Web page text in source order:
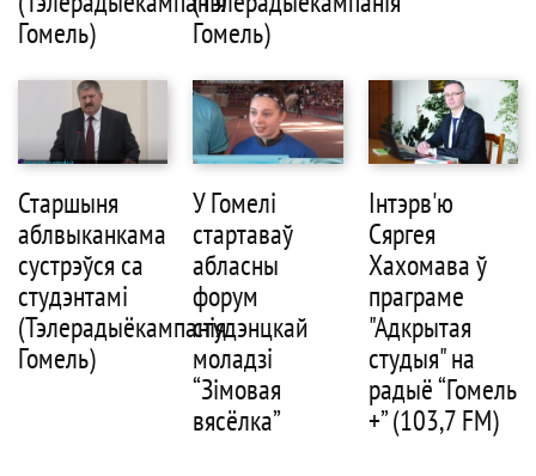
Гомель)
Гомель)
Старшыня
аблвыканкама
сустрэўся са
студэнтамі
(Тэлерадыёкампанія
Гомель)
У Гомелі
стартаваў
абласны
форум
студэнцкай
моладзі
“Зімовая
вясёлка”
Інтэрв'ю
Сяргея
Хахомава ў
праграме
"Адкрытая
студыя" на
радыё “Гомель
+” (103,7 FM)